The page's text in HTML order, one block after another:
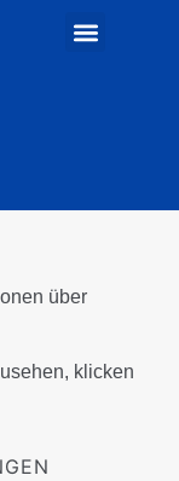
über
klicken